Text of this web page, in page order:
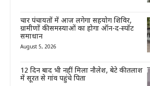
चार पंचायतों में आज लगेगा सहयोग शिविर,
ग्रामीणों की समस्याओं का होगा ऑन-द-स्पॉट
समाधान
August 5, 2026
12 दिन बाद भी नहीं मिला नौलेश, बेटे की तलाश
में सूरत से गांव पहुंचे पिता